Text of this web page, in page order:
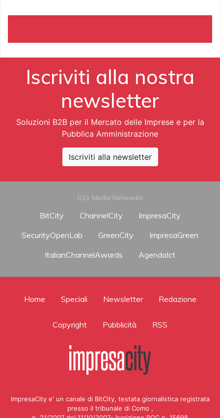
Iscriviti alla nostra
newsletter
Soluzioni B2B per il Mercato delle Imprese e per la
Pubblica Amministrazione
Iscriviti alla newsletter
G11 Media Networks
BitCity ChannelCity
ImpresaCity
SecurityOpenLab
GreenCity
ImpresaGreen
ItalianChannelAwards
AgendaIct
Home Speciali Newsletter Redazione
Copyright Pubblicità RSS
ImpresaCity e' un canale di BitCity, testata giornalistica registrata
presso il tribunale di Como ,